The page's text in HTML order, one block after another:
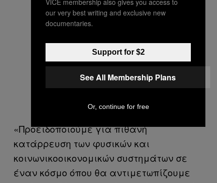
«Προειδοποιούμε για πιθανή
κατάρρευση των φυσικών και
κοινωνικοοικονομικών συστημάτων σε
έναν κόσμο όπου θα αντιμετωπίζουμε
our very best writing and exclusive new
documentaries.
Support for $2
See All Membership Plans
Or, continue for free